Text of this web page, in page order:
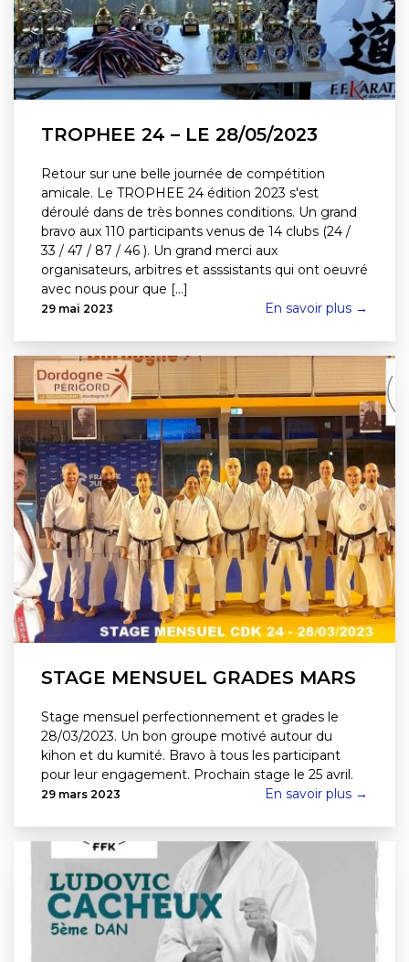
TROPHEE 24 – LE 28/05/2023
Retour sur une belle journée de compétition
amicale. Le TROPHEE 24 édition 2023 s'est
déroulé dans de très bonnes conditions. Un grand
bravo aux 110 participants venus de 14 clubs (24 /
33 / 47 / 87 / 46 ). Un grand merci aux
organisateurs, arbitres et asssistants qui ont oeuvré
avec nous pour que [...]
29 mai 2023 En savoir plus →
STAGE MENSUEL GRADES MARS
Stage mensuel perfectionnement et grades le
28/03/2023. Un bon groupe motivé autour du
kihon et du kumité. Bravo à tous les participant
pour leur engagement. Prochain stage le 25 avril.
29 mars 2023 En savoir plus →